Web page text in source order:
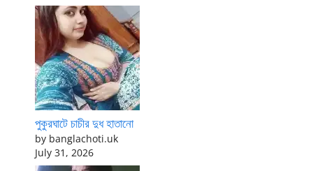
পুকুরঘাটে চাচীর দুধ হাতানো
by banglachoti.uk
July 31, 2026